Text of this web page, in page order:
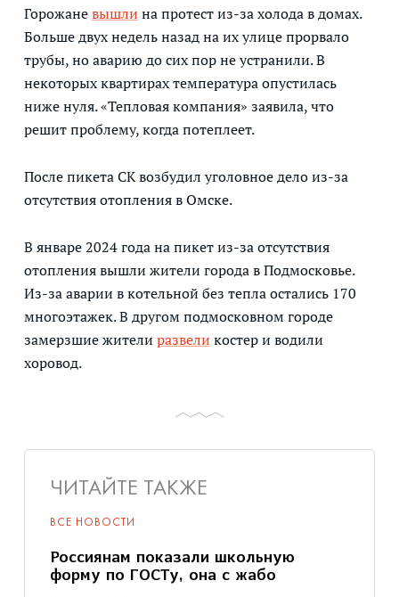
Горожаневышли на протест из-за холода в домах.
Больше двух недель назад на их улице прорвало
трубы, но аварию до сих пор не устранили. В
некоторых квартирах температура опустилась
ниже нуля. «Тепловая компания» заявила, что
решит проблему, когда потеплеет.
После пикета СК возбудил уголовное дело из-за
отсутствия отопления в Омске.
В январе 2024 года на пикет из-за отсутствия
отопления вышли жители города в Подмосковье.
Из-за аварии в котельной без тепла остались 170
многоэтажек. В другом подмосковном городе
замерзшие жители развели костер и водили
хоровод.
ЧИТАЙТЕ ТАКЖЕ
ВСЕ НОВОСТИ
Россиянам показали школьную
форму по ГОСТу, она с жабо